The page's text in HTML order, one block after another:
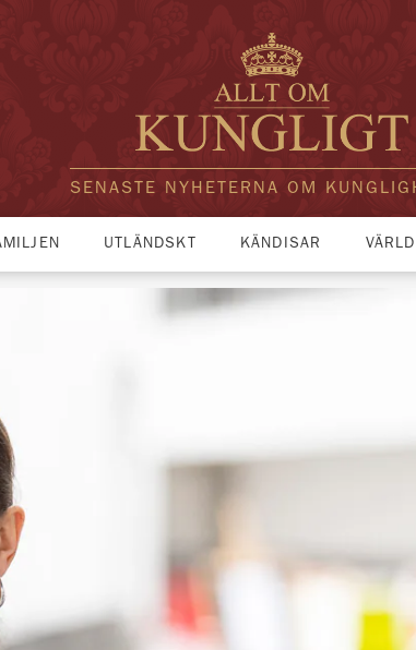
SENASTE NYHETERNA OM
UTLÄNDSKT KÄNDISAR